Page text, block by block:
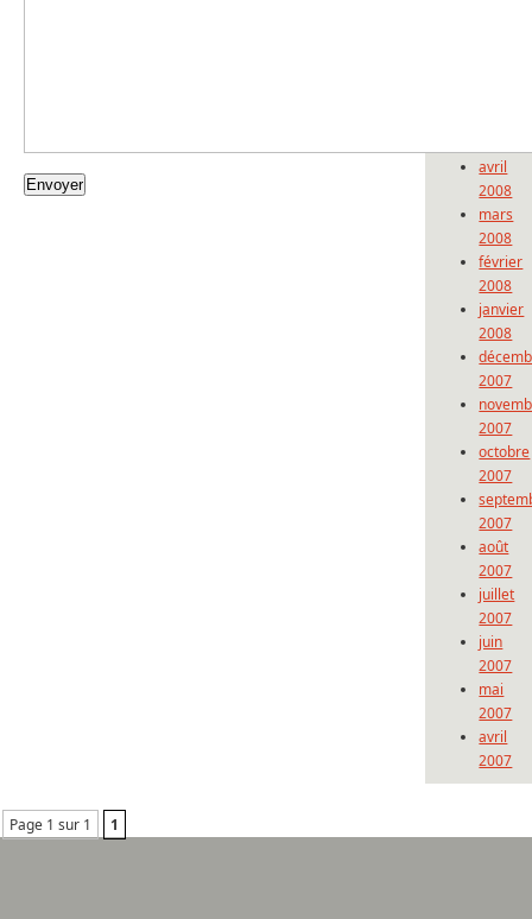
avril
2008
mars
2008
février
2008
janvier
2008
2007
2007
octobre
2007
2007
août
2007
juillet
2007
juin
2007
mai
2007
avril
2007
Page 1 sur 1 1